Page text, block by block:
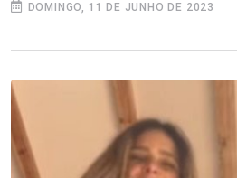
DOMINGO, 11 DE JUNHO DE 2023